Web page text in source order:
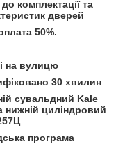
до комплектації та
дверей
50%.
на вулицю
30 хвилин
сувальдний Kale
нижній циліндровий
програма